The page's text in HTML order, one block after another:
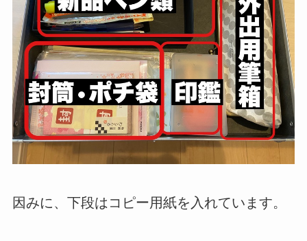
因みに、下段はコピー用紙を入れています。